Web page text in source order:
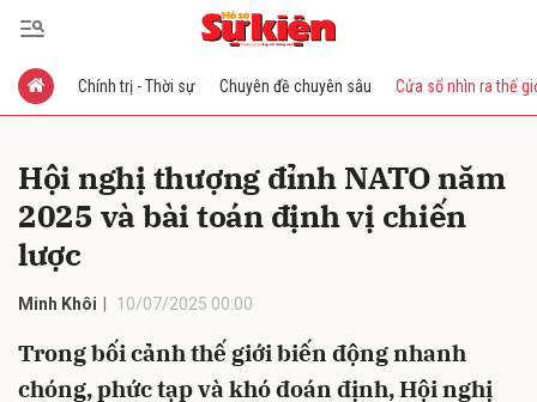
Chính trị - Thời sự Chuyên đề chuyên sâu Cửa sổ nhìn ra thế
Hội nghị thượng đỉnh NATO năm
2025 và bài toán định vị chiến
lược
Minh Khôi 10/07/2025 00:00
Trong bối cảnh thế giới biến động nhanh
chóng, phức tạp và khó đoán định, Hội nghị
Gửi bình luận
Hủy Gửi